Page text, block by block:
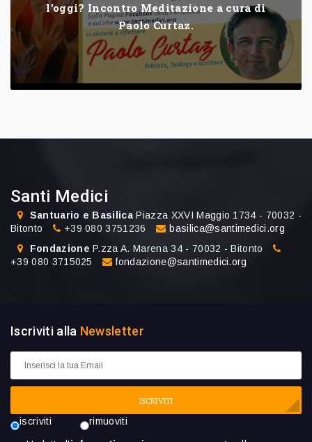
l'oggi? Incontro Meditazione a cura di
Paolo Curtaz.
Santi Medici
Santuario e Basilica Piazza XXVI Maggio 1734 - 70032 -
Bitonto
+39 080 3751236
basilica@santimedici.org
Fondazione P.zza A. Marena 34 - 70032 - Bitonto
+39 080 3715025
fondazione@santimedici.org
Iscriviti alla Newsletter
ISCRIVITI
iscriviti rimuoviti